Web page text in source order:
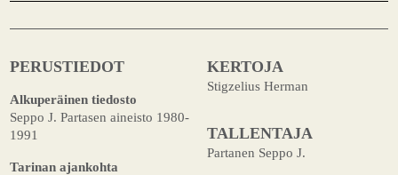
PERUSTIEDOT
Alkuperäinen tiedosto
Seppo J. Partasen aineisto 1980-
1991
Tarinan ajankohta
KERTOJA
Stigzelius Herman
TALLENTAJA
Partanen Seppo J.